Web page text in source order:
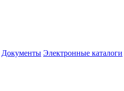
Документы Электронные каталоги